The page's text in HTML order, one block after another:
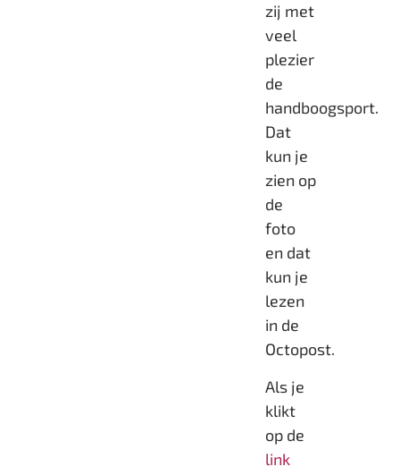
zij met
veel
plezier
de
handboogsport.
Dat
kun je
zien op
de
foto
en dat
kun je
lezen
in de
Octopost.
Als je
klikt
op de
link